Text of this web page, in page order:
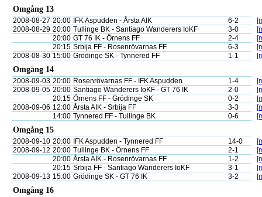
Omgång 13
2008-08-27 20:00 IFK Aspudden - Årsta AIK 6-2
2008-08-29 20:00 Tullinge BK - Santiago Wanderers IoKF 3-0
20:00 GT 76 IK - Örnens FF 2-4
20:15 Srbija FF - Rosenrövarnas FF 6-3
2008-08-30 15:00 Grödinge SK - Tynnered FF 1-1
Omgång 14
2008-09-03 20:00 Rosenrövarnas FF - IFK Aspudden 1-4
2008-09-05 20:00 Santiago Wanderers IoKF - GT 76 IK 2-0
20:15 Örnens FF - Grödinge SK 0-2
2008-09-06 12:00 Årsta AIK - Srbija FF 3-3
14:00 Tynnered FF - Tullinge BK 0-6
Omgång 15
2008-09-10 20:00 IFK Aspudden - Tynnered FF 14-0
2008-09-12 20:00 Tullinge BK - Örnens FF 2-1
20:00 Årsta AIK - Rosenrövarnas FF 1-2
20:15 Srbija FF - Santiago Wanderers IoKF 3-1
2008-09-13 15:00 Grödinge SK - GT 76 IK 3-2
Omgång 16